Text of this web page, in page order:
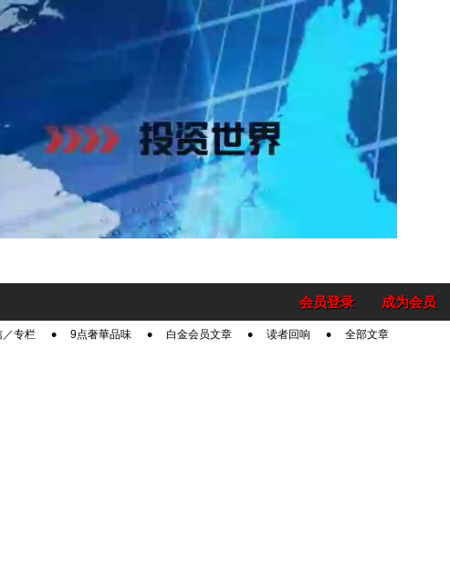
成为会员
会员登录
／专栏 9点奢華品味 白金会员文章 读者回响 全部文章